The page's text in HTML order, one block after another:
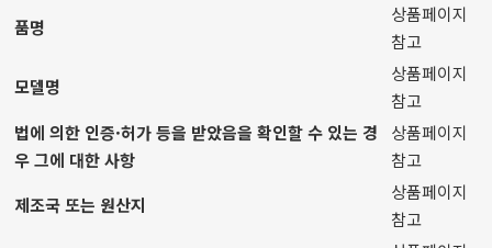
품명
상품페이지
참고
모델명
상품페이지
참고
법에 의한 인증·허가 등을 받았음을 확인할 수 있는 경
우 그에 대한 사항
상품페이지
참고
제조국 또는 원산지
상품페이지
참고